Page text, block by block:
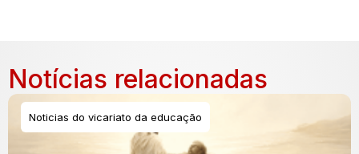
Notícias relacionadas
Noticias do vicariato da educação